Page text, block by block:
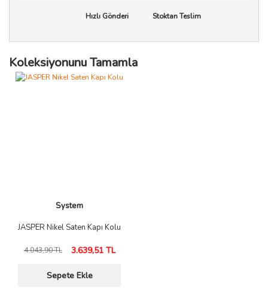
Hızlı Gönderi Stoktan Teslim
Koleksiyonunu Tamamla
System
JASPER Nikel Saten Kapı Kolu
4.043,90 TL 3.639,51 TL
Sepete Ekle